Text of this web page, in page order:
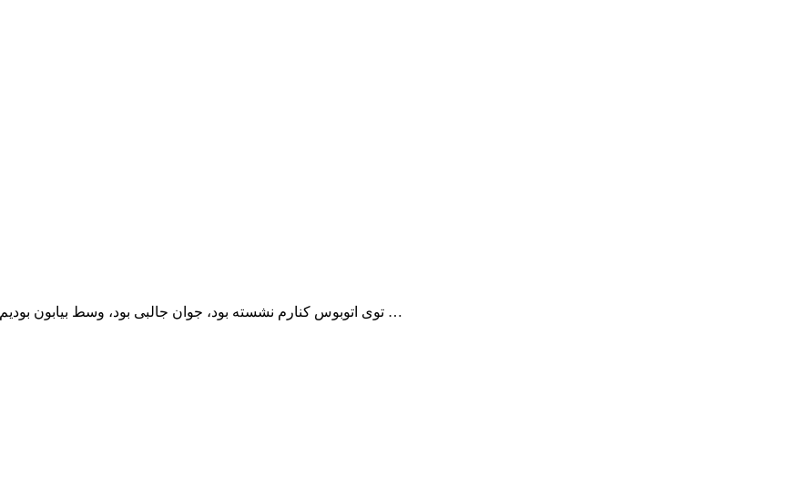
توی اتوبوس کنارم نشسته بود، جوان جالبی بود، وسط بیابون بودیم، رفت پیش راننده اِصرار می کرد چند لحظه وایسته تا نماز ظهرشو بخونه …